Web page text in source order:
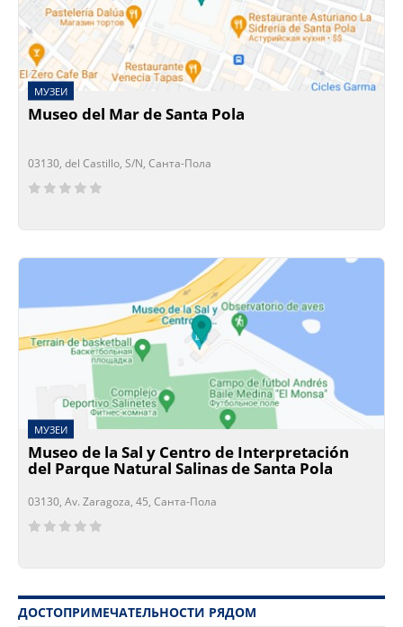
МУЗЕИ
Museo del Mar de Santa Pola
03130, del Castillo, S/N, Санта-Пола
Сейчас открыто!
Сейчас закрыто!
МУЗЕИ
Museo de la Sal y Centro de Interpretación
del Parque Natural Salinas de Santa Pola
03130, Av. Zaragoza, 45, Санта-Пола
Сейчас открыто!
Сейчас закрыто!
ДОСТОПРИМЕЧАТЕЛЬНОСТИ РЯДОМ